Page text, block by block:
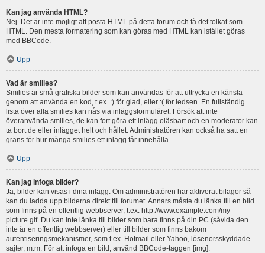
Kan jag använda HTML?
Nej. Det är inte möjligt att posta HTML på detta forum och få det tolkat som
HTML. Den mesta formatering som kan göras med HTML kan istället göras
med BBCode.
Upp
Vad är smilies?
Smilies är små grafiska bilder som kan användas för att uttrycka en känsla
genom att använda en kod, t.ex. :) för glad, eller :( för ledsen. En fullständig
lista över alla smilies kan nås via inläggsformuläret. Försök att inte
överanvända smilies, de kan fort göra ett inlägg oläsbart och en moderator kan
ta bort de eller inlägget helt och hållet. Administratören kan också ha satt en
gräns för hur många smilies ett inlägg får innehålla.
Upp
Kan jag infoga bilder?
Ja, bilder kan visas i dina inlägg. Om administratören har aktiverat bilagor så
kan du ladda upp bilderna direkt till forumet. Annars måste du länka till en bild
som finns på en offentlig webbserver, t.ex. http://www.example.com/my-
picture.gif. Du kan inte länka till bilder som bara finns på din PC (såvida den
inte är en offentlig webbserver) eller till bilder som finns bakom
autentiseringsmekanismer, som t.ex. Hotmail eller Yahoo, lösenorsskyddade
sajter, m.m. För att infoga en bild, använd BBCode-taggen [img].